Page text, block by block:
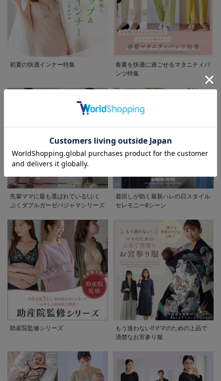
お買い物を続ける カートへ進む
RELATED ITEMS
関連商品
リーツロングスカ
ート【出産後も長
く使える】【産前
¥6,990(税込)
初夏の快適インナー特集
春夏を快適に過ごせるマタニティパ
ンツ特集
先輩ママに最も選ばれている!ぷく
ぷくダブルガーゼパジャマシリーズ
着回しが効く最新ハレの日スタイル
セレモニー6シーン
助産院監修シリーズ
もう迷わない!!ママのための上品で
清楚なお宮参り服
お気に入り商品を確認する